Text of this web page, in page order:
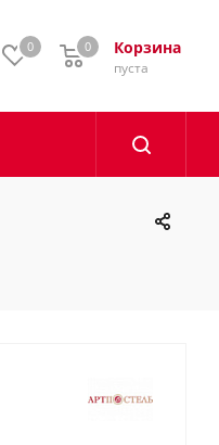
0 Корзина
0
пуста
0